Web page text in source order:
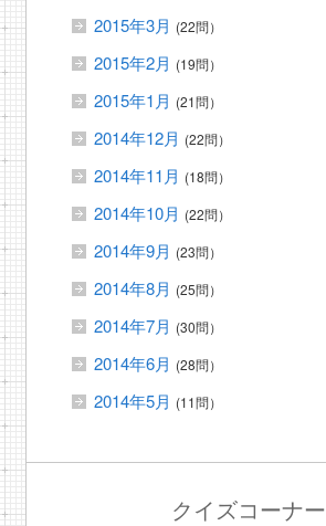
2015年3月 (22問）
2015年2月 (19問）
2015年1月 (21問）
2014年12月 (22問）
2014年11月 (18問）
2014年10月 (22問）
2014年9月 (23問）
2014年8月 (25問）
2014年7月 (30問）
2014年6月 (28問）
2014年5月 (11問）
クイズコーナー